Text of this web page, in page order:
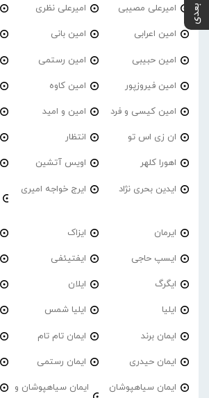
امیرعلی مصیبی امیرعلی نظری
امین اعرابی امین بانی
امین حبیبی امین رستمی
امین فیروزپور امین کاوه
امین کیسی و فرد امین و امید
ان زی اس تو انتظار
اهورا کلهر اویس آتشین
ایدین بحری نژاد ایرج خواجه امیری
ایرمان ایزاک
ایسپ حاجی ایفتیئفی
ایگرگ ایلان
ایلیا ایلیا شمس
ایمان برند ایمان تام تام
ایمان حیدری ایمان رستمی
ایمان سیاهپوشان
ایمان سیاهپوشان و